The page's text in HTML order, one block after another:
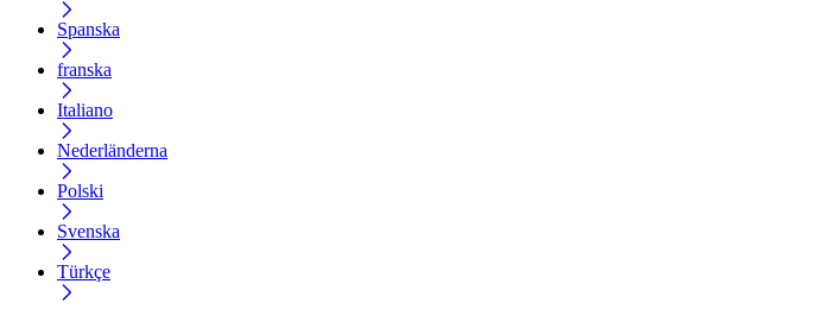
Spanska
franska
Italiano
Nederländerna
Polski
Svenska
Türkçe